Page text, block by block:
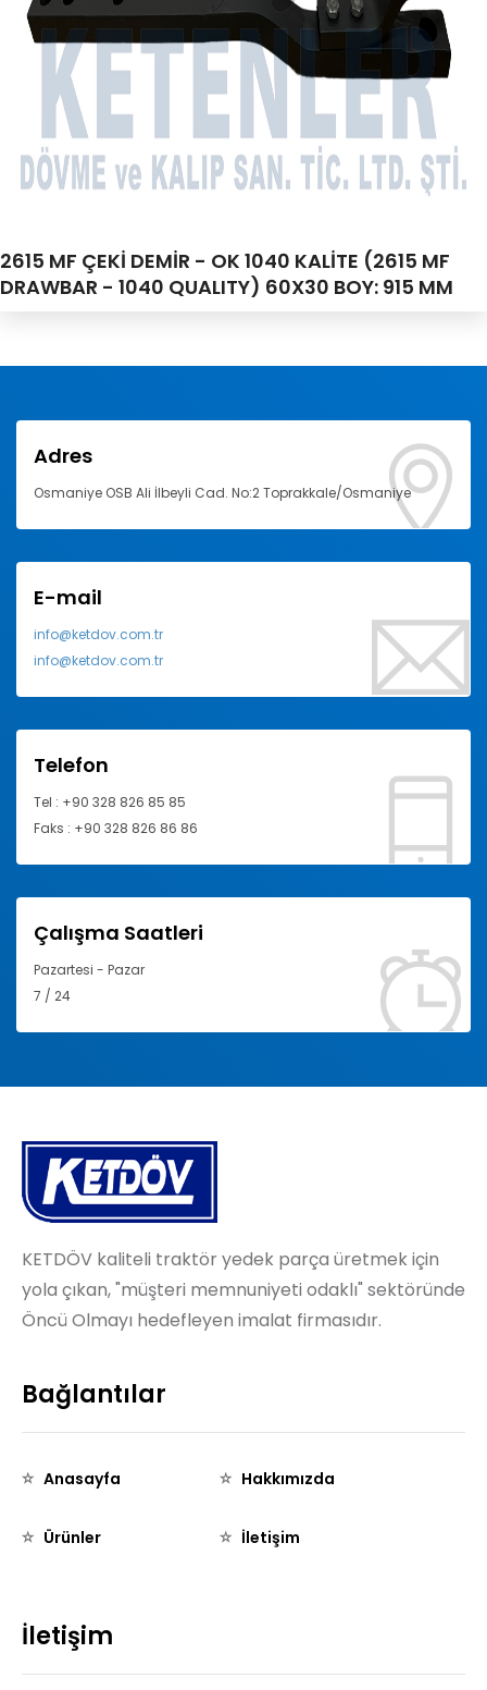
2615 MF ÇEKİ DEMİR - OK 1040 KALİTE (2615 MF
DRAWBAR - 1040 QUALITY) 60X30 BOY: 915 MM
Adres
Osmaniye OSB Ali İlbeyli Cad. No:2 Toprakkale/Osmaniye
E-mail
info@ketdov.com.tr
info@ketdov.com.tr
Telefon
Tel : +90 328 826 85 85
Faks : +90 328 826 86 86
Çalışma Saatleri
Pazartesi - Pazar
7 / 24
KETDÖV kaliteli traktör yedek parça üretmek için
yola çıkan, "müşteri memnuniyeti odaklı" sektöründe
Öncü Olmayı hedefleyen imalat firmasıdır.
Bağlantılar
Anasayfa Hakkımızda
Ürünler İletişim
İletişim